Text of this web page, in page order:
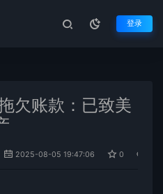
登录
欠账款：已致美
2025-08-05 19:47:06 0